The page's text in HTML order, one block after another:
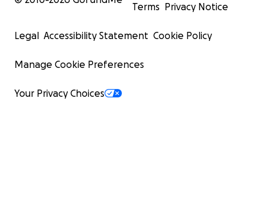
Terms Privacy Notice
Legal Accessibility Statement Cookie Policy
Manage Cookie Preferences
Your Privacy Choices